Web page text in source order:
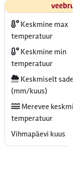
Keskmine max
temperatuur
Keskmine min
temperatuur
Keskmiselt
(mm/kuus)
Merevee
temperatuur
Vihmapäevi kuus